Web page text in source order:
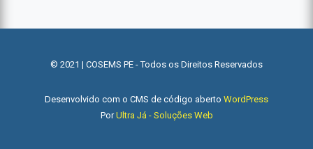
© 2021 | COSEMS PE - Todos os Direitos Reservados
Desenvolvido com o CMS de código aberto WordPress
PorUltra Já - Soluções Web